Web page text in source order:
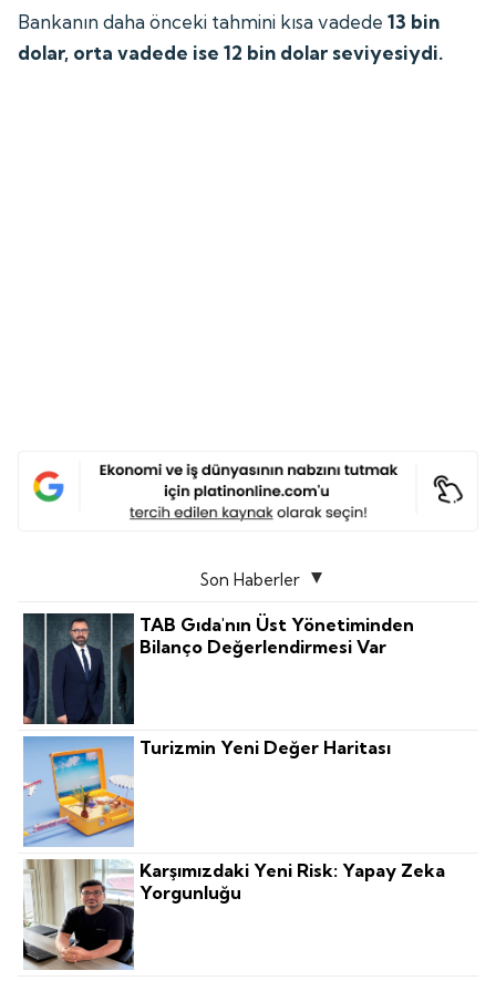
Bankanın daha önceki tahmini kısa vadede13 bin
dolar, orta vadede ise 12 bin dolar seviyesiydi.
Son Haberler
TAB Gıda'nın Üst Yönetiminden
Bilanço Değerlendirmesi Var
Turizmin Yeni Değer Haritası
Karşımızdaki Yeni Risk: Yapay Zeka
Yorgunluğu